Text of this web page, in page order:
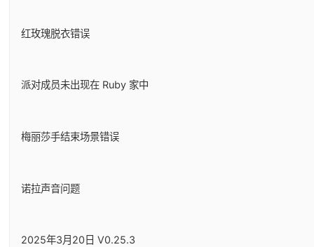
红玫瑰脱衣错误
派对成员未出现在 Ruby 家中
梅丽莎手结束场景错误
诺拉声音问题
2025年3月20日 V0.25.3